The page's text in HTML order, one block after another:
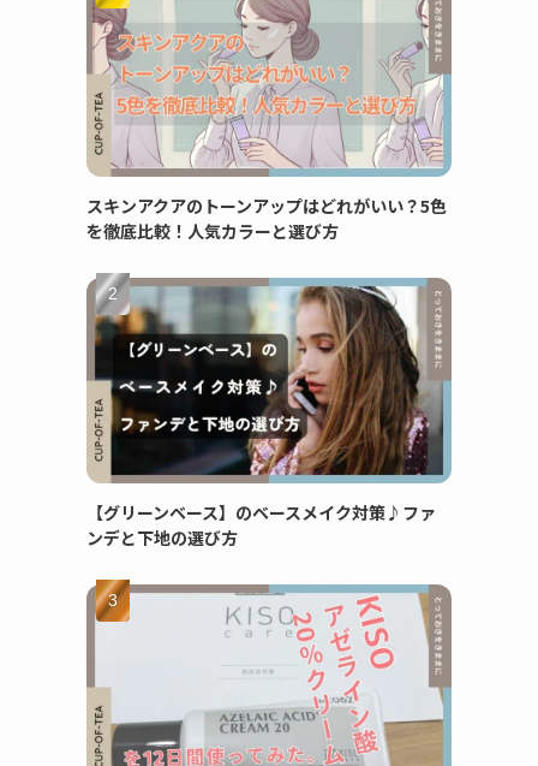
スキンアクアのトーンアップはどれがいい？5色
を徹底比較！人気カラーと選び方
【グリーンベース】のベースメイク対策♪ファ
ンデと下地の選び方